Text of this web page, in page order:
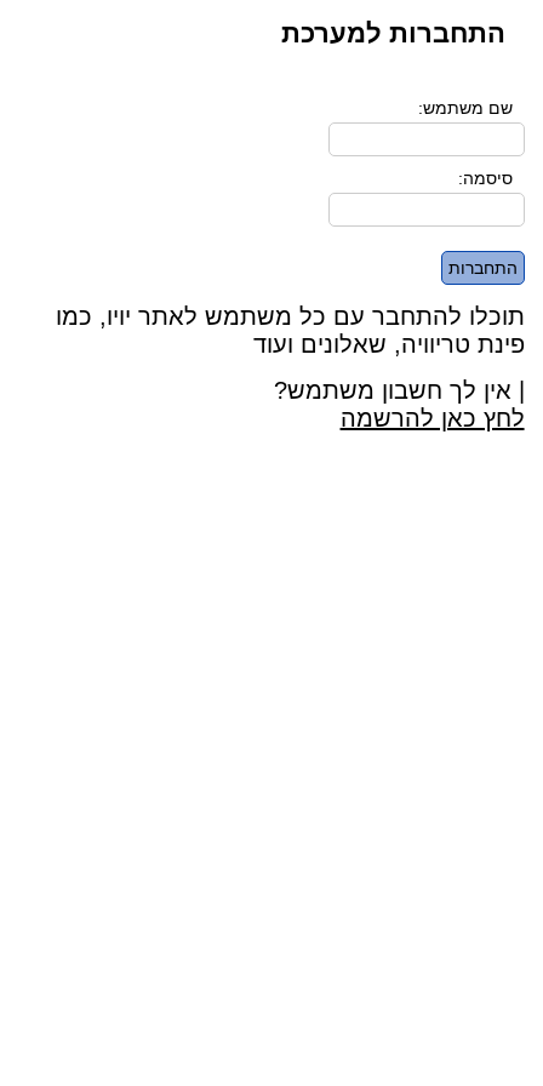
התחברות למערכת
שם משתמש:
סיסמה:
תוכלו להתחבר עם כל משתמש לאתר יויו, כמו
פינת טריוויה, שאלונים ועוד
| אין לך חשבון משתמש?
לחץ כאן להרשמה